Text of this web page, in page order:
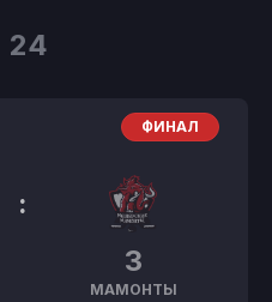
24
ФИНАЛ
:
3
МАМОНТЫ